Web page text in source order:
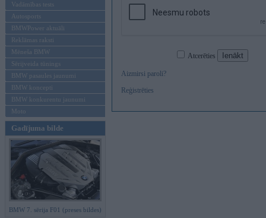
Vadāmības tests
Autosports
BMWPower aktuāli
Reklāmas raksti
Mēneša BMW
Sērijveida tūnings
BMW pasaules jaunumi
BMW koncepti
BMW konkurentu jaunumi
Moto
Gadījuma bilde
BMW 7. sērija F01 (preses bildes)
Atcerēties
Aizmirsi paroli?
Reģistrēties